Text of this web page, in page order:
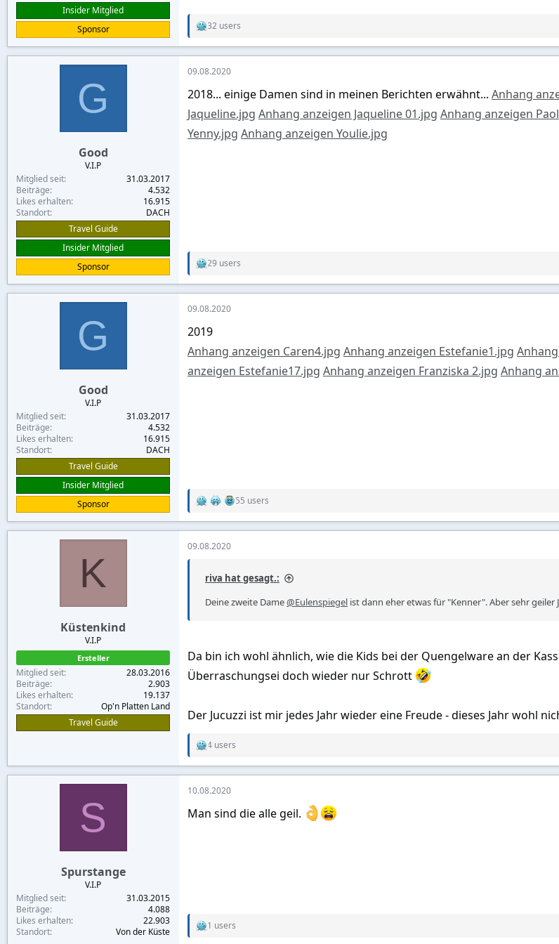
Insider Mitglied
Sponsor
R
a
t
o
n
s
:
32 users
G
Good
V.I.P
Mitglied seit
31.03.2017
Beiträge
4.532
Likes erhalten
16.915
Standort
DACH
Travel Guide
Insider Mitglied
Sponsor
09.08.2020
2018... einige Damen sind in meinen Berichten erwähnt... Anhang
Jaqueline.jpg Anhang anzeigen Jaqueline 01.jpg Anhang anzeigen
Yenny.jpg Anhang anzeigen Youlie.jpg
R
a
t
o
n
s
:
29 users
G
Good
V.I.P
Mitglied seit
31.03.2017
Beiträge
4.532
Likes erhalten
16.915
Standort
DACH
Travel Guide
Insider Mitglied
Sponsor
09.08.2020
2019
Anhang anzeigen Caren4.jpg Anhang anzeigen Estefanie1.jpg
anzeigen Estefanie17.jpg Anhang anzeigen Franziska 2.jpg Anhang
R
a
t
55 users
K
Küstenkind
V.I.P
Ersteller
Mitglied seit
28.03.2016
Beiträge
2.903
Likes erhalten
19.137
Standort
Op'n Platten Land
Travel Guide
09.08.2020
riva hat gesagt.:
Deine zweite Dame@Eulenspiegel ist dann eher etwas für "Kenner". Aber sehr geiler
Da bin ich wohl ähnlich, wie die Kids bei der Quengelware an der
Überraschungsei doch wieder nur Schrott
Der Jucuzzi ist mir jedes Jahr wieder eine Freude - dieses Jahr wohl
R
a
t
o
4 users
S
Spurstange
V.I.P
Mitglied seit
31.03.2015
Beiträge
4.088
Likes erhalten
22.903
Standort
Von der Küste
10.08.2020
Man sind die alle geil.
R
1 users